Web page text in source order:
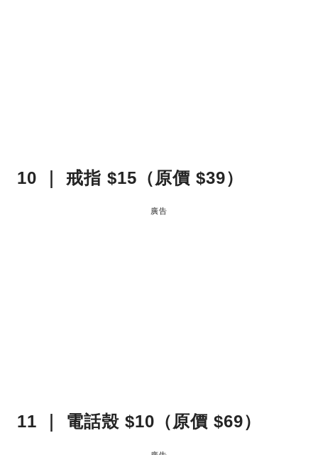
10 ｜ 戒指 $15（原價 $39）
廣告
11 ｜ 電話殼 $10（原價 $69）